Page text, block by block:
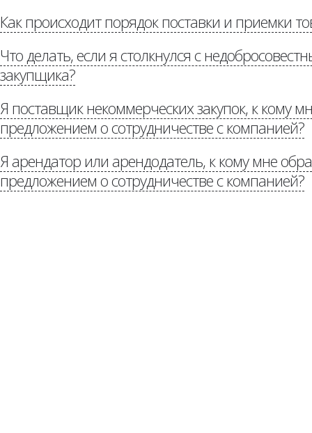
«Потенциальным поставщикам»
Как происходит порядок поставки и приемки
доставке»
Что делать, если я столкнулся с
закупщика?
«Стоп коррупция»
Я поставщик некоммерческих закупок, к кому
предложением о сотрудничестве с компанией?
Потенциальным партнерам
Я арендатор или арендодатель, к кому мне
предложением о сотрудничестве с компанией?